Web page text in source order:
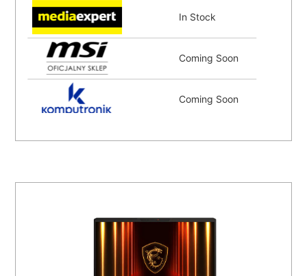
In Stock
Coming Soon
Coming Soon